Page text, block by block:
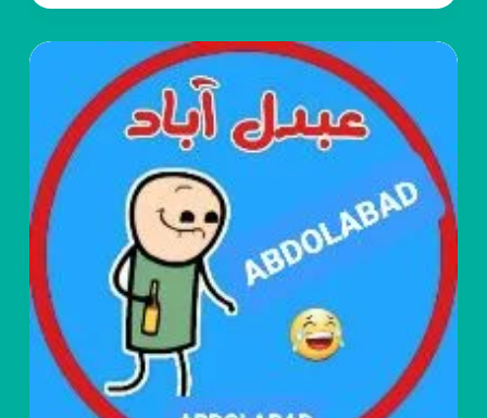
🎵هنرنمایی
با
ارگ
اندروید
و
واقعی